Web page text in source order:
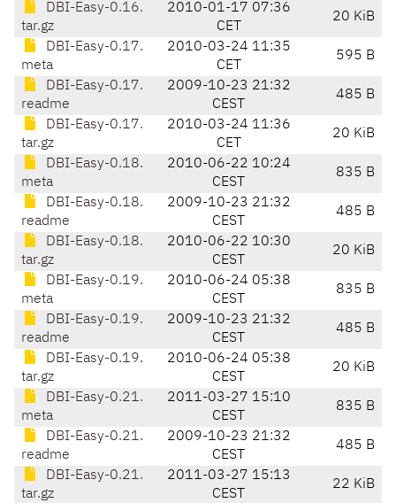
DBI-Easy-0.16.
tar.gz
2010-01-17 07:36
CET
20 KiB
DBI-Easy-0.17.
meta
2010-03-24 11:35
CET
595 B
DBI-Easy-0.17.
readme
2009-10-23 21:32
CEST
485 B
DBI-Easy-0.17.
tar.gz
2010-03-24 11:36
CET
20 KiB
DBI-Easy-0.18.
meta
2010-06-22 10:24
CEST
835 B
DBI-Easy-0.18.
readme
2009-10-23 21:32
CEST
485 B
DBI-Easy-0.18.
tar.gz
2010-06-22 10:30
CEST
20 KiB
DBI-Easy-0.19.
meta
2010-06-24 05:38
CEST
835 B
DBI-Easy-0.19.
readme
2009-10-23 21:32
CEST
485 B
DBI-Easy-0.19.
tar.gz
2010-06-24 05:38
CEST
20 KiB
DBI-Easy-0.21.
meta
2011-03-27 15:10
CEST
835 B
DBI-Easy-0.21.
readme
2009-10-23 21:32
CEST
485 B
DBI-Easy-0.21.
tar.gz
2011-03-27 15:13
CEST
22 KiB